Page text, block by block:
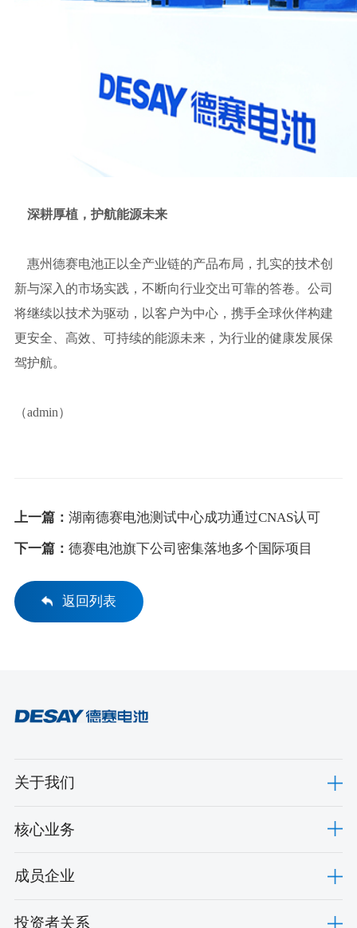
深耕厚植，护航能源未来
惠州德赛电池正以全产业链的产品布局，扎实的技术创
新与深入的市场实践，不断向行业交出可靠的答卷。公司
将继续以技术为驱动，以客户为中心，携手全球伙伴构建
更安全、高效、可持续的能源未来，为行业的健康发展保
驾护航。
（admin）
上一篇： 湖南德赛电池测试中心成功通过CNAS认可
下一篇： 德赛电池旗下公司密集落地多个国际项目
返回列表
关于我们
核心业务
成员企业
投资者关系